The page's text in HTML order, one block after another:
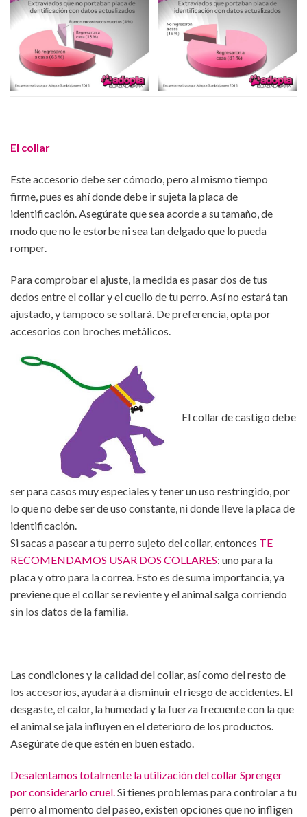
El collar
Este accesorio debe ser cómodo, pero al mismo tiempo
firme, pues es ahí donde debe ir sujeta la placa de
identificación. Asegúrate que sea acorde a su tamaño, de
modo que no le estorbe ni sea tan delgado que lo pueda
romper.
Para comprobar el ajuste, la medida es pasar dos de tus
dedos entre el collar y el cuello de tu perro. Así no estará tan
ajustado, y tampoco se soltará. De preferencia, opta por
accesorios con broches metálicos.
El collar de castigo debe
ser para casos muy especiales y tener un uso restringido, por
lo que no debe ser de uso constante, ni donde lleve la placa de
identificación.
Si sacas a pasear a tu perro sujeto del collar, entonces TE
RECOMENDAMOS USAR DOS COLLARES: uno para la
placa y otro para la correa. Esto es de suma importancia, ya
previene que el collar se reviente y el animal salga corriendo
sin los datos de la familia.
Las condiciones y la calidad del collar, así como del resto de
los accesorios, ayudará a disminuir el riesgo de accidentes. El
desgaste, el calor, la humedad y la fuerza frecuente con la que
el animal se jala influyen en el deterioro de los productos.
Asegúrate de que estén en buen estado.
Desalentamos totalmente la utilización del collar Sprenger
por considerarlo cruel.Si tienes problemas para controlar a tu
perro al momento del paseo, existen opciones que no infligen